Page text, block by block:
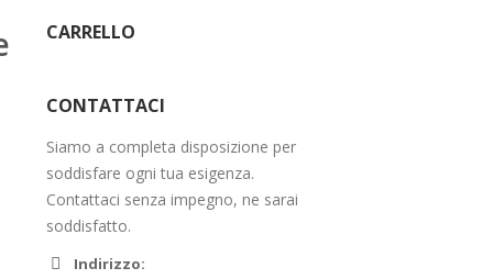
CARRELLO
CONTATTACI
Siamo a completa disposizione per
soddisfare ogni tua esigenza.
Contattaci senza impegno, ne sarai
soddisfatto.
Indirizzo: